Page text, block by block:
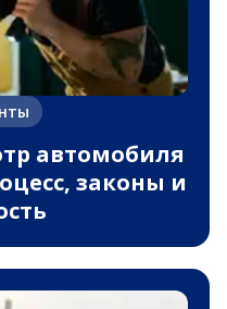
автомобиля
законы и